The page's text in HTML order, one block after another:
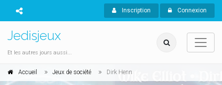
Inscription Connexion
Jedisjeux
Et les autres jours aussi...
Accueil Jeux de société Dirk Henn